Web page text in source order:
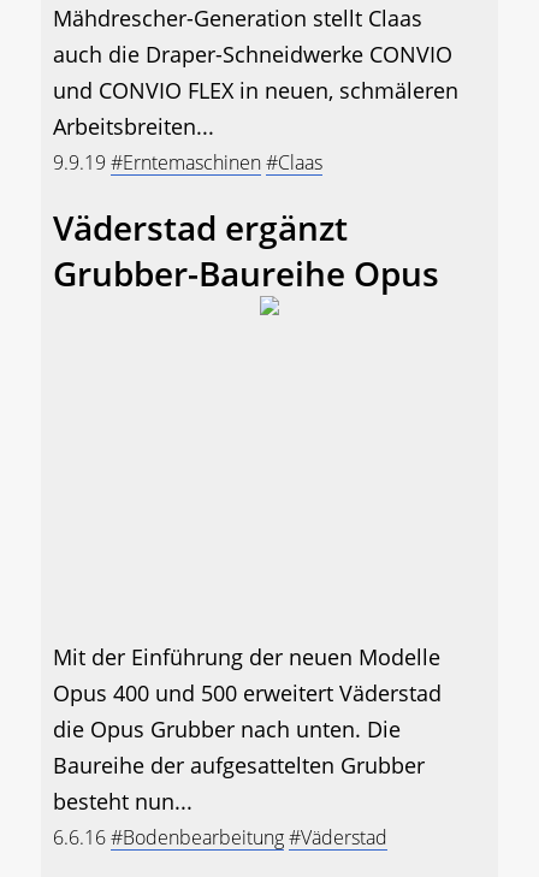
Mähdrescher-Generation stellt Claas
auch die Draper-Schneidwerke CONVIO
und CONVIO FLEX in neuen, schmäleren
Arbeitsbreiten...
9.9.19 #Erntemaschinen#Claas
Väderstad ergänzt
Grubber-Baureihe Opus
Mit der Einführung der neuen Modelle
Opus 400 und 500 erweitert Väderstad
die Opus Grubber nach unten. Die
Baureihe der aufgesattelten Grubber
besteht nun...
6.6.16#Bodenbearbeitung#Väderstad